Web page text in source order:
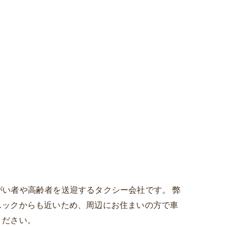
者や高齢者を送迎するタクシー会社です。 弊
クからも近いため、周辺にお住まいの方で車
さい。